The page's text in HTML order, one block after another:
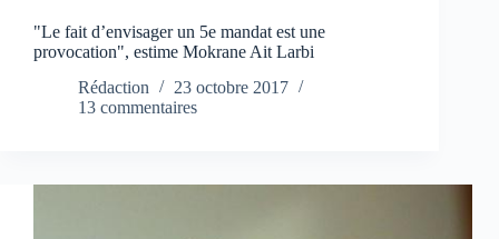
"Le fait d’envisager un 5e mandat est une
provocation", estime Mokrane Ait Larbi
Rédaction
23 octobre 2017
13 commentaires